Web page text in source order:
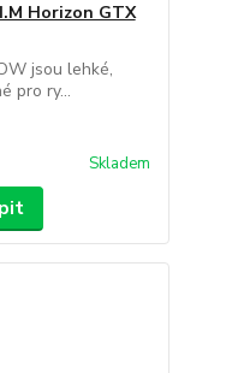
Horizon GTX
jsou lehké,
pro ry...
Skladem